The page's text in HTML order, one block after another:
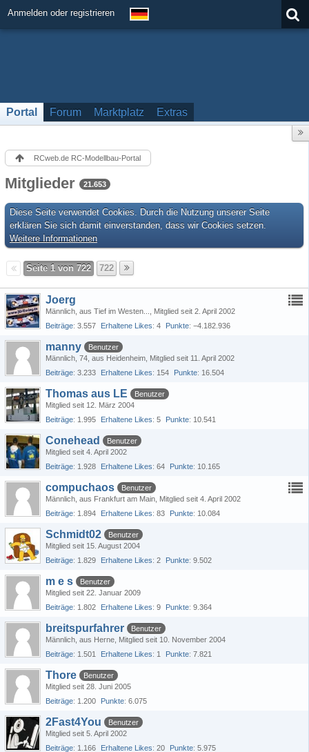
Anmelden oder registrieren
Portal Forum Marktplatz Extras
RCweb.de RC-Modellbau-Portal
Mitglieder 21.653
Diese Seite verwendet Cookies. Durch die Nutzung unserer Seite
erklären Sie sich damit einverstanden, dass wir Cookies setzen.
Weitere Informationen
Seite 1 von 722 722
Joerg
Männlich aus Tief im Westen...
Mitglied seit 2. April 2002
Beiträge 3.557 Erhaltene Likes 4 Punkte −4.182.936
manny
Benutzer
Männlich 74 aus Heidenheim Mitglied seit 11. April 2002
Beiträge 3.233 Erhaltene Likes 154 Punkte 16.504
Thomas aus LE
Benutzer
Mitglied seit 12. März 2004
Beiträge 1.995 Erhaltene Likes 5 Punkte 10.541
Conehead
Benutzer
Mitglied seit 4. April 2002
Beiträge 1.928 Erhaltene Likes 64 Punkte 10.165
compuchaos
Benutzer
Männlich aus Frankfurt am Main Mitglied seit 4. April 2002
Beiträge 1.894 Erhaltene Likes 83 Punkte 10.084
Schmidt02
Benutzer
Mitglied seit 15. August 2004
Beiträge 1.829 Erhaltene Likes 2 Punkte 9.502
m e s
Benutzer
Mitglied seit 22. Januar 2009
Beiträge 1.802 Erhaltene Likes 9 Punkte 9.364
breitspurfahrer
Benutzer
Männlich aus Herne Mitglied seit 10. November 2004
Beiträge 1.501 Erhaltene Likes 1 Punkte 7.821
Thore
Benutzer
Mitglied seit 28. Juni 2005
Beiträge 1.200 Punkte 6.075
2Fast4You
Benutzer
Mitglied seit 5. April 2002
Beiträge 1.166 Erhaltene Likes 20 Punkte 5.975